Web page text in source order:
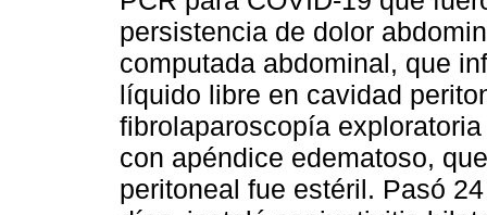
persistencia de dolor
computada abdominal, que
líquido libre en cavidad
fibrolaparoscopía
con apéndice edematoso,
peritoneal fue estéril. Pasó